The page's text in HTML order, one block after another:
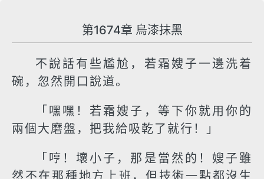
第1674章 烏漆抹黑
不說話有些尷尬，若霜嫂子一邊洗着
碗，忽然開口說道。
「嘿嘿！若霜嫂子，等下你就用你的
兩個大磨盤，把我給吸乾了就行！」
「哼！壞小子，那是當然的！嫂子雖
然不在那種地方上班，但技術一點都沒生